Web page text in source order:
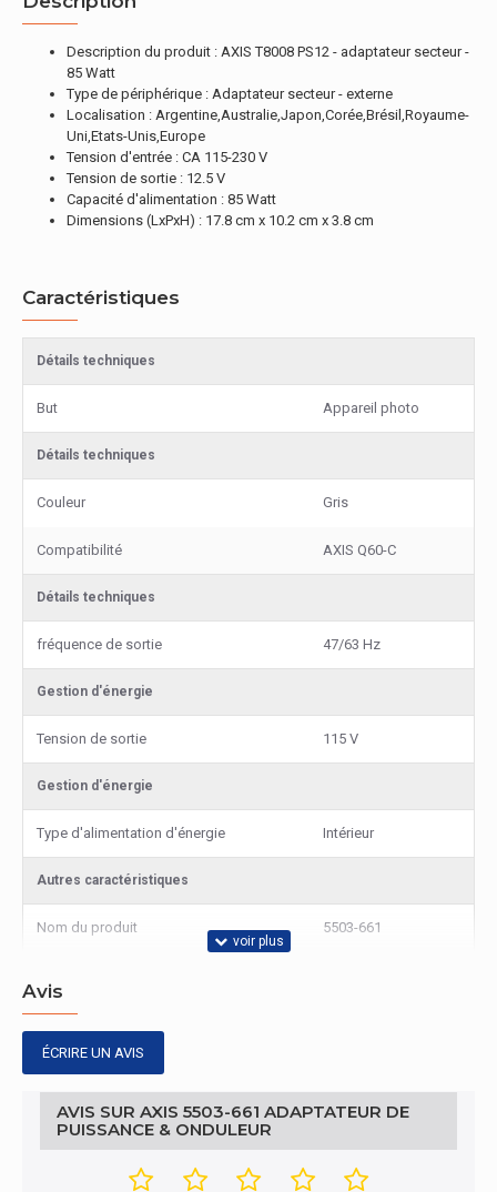
Description du produit : AXIS T8008 PS12 - adaptateur secteur -
85 Watt
Type de périphérique : Adaptateur secteur - externe
Localisation : Argentine,Australie,Japon,Corée,Brésil,Royaume-
Uni,Etats-Unis,Europe
Tension d'entrée : CA 115-230 V
Tension de sortie : 12.5 V
Capacité d'alimentation : 85 Watt
Dimensions (LxPxH) : 17.8 cm x 10.2 cm x 3.8 cm
Caractéristiques
Détails techniques
But Appareil photo
Détails techniques
Couleur Gris
Compatibilité AXIS Q60-C
Détails techniques
fréquence de sortie 47/63 Hz
Gestion d'énergie
Tension de sortie 115 V
Gestion d'énergie
Type d'alimentation d'énergie Intérieur
Autres caractéristiques
Nom du produit 5503-661
Avis
ÉCRIRE UN AVIS
AVIS SUR AXIS 5503-661 ADAPTATEUR DE
PUISSANCE & ONDULEUR